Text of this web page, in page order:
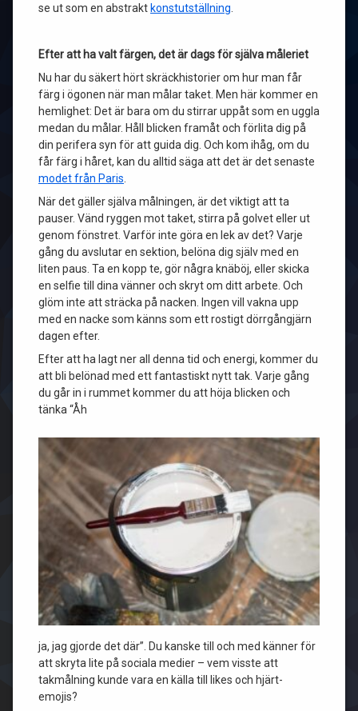
se ut som en abstrakt konstutställning
Efter att ha valt färgen, det är dags för själva måleriet
Nu har du säkert hört skräckhistorier om hur man får
färg i ögonen när man målar taket. Men här kommer en
hemlighet: Det är bara om du stirrar uppåt som en uggla
medan du målar. Håll blicken framåt och förlita dig på
din perifera syn för att guida dig. Och kom ihåg, om du
får färg i håret, kan du alltid säga att det är det senaste
modet från Paris
När det gäller själva målningen, är det viktigt att ta
pauser. Vänd ryggen mot taket, stirra på golvet eller ut
genom fönstret. Varför inte göra en lek av det? Varje
gång du avslutar en sektion, belöna dig själv med en
liten paus. Ta en kopp te, gör några knäböj, eller skicka
en selfie till dina vänner och skryt om ditt arbete. Och
glöm inte att sträcka på nacken. Ingen vill vakna upp
med en nacke som känns som ett rostigt dörrgångjärn
dagen efter.
Efter att ha lagt ner all denna tid och energi, kommer du
att bli belönad med ett fantastiskt nytt tak. Varje gång
du går in i rummet kommer du att höja blicken och
tänka “Åh
ja, jag gjorde det där”. Du kanske till och med känner för
att skryta lite på sociala medier – vem visste att
takmålning kunde vara en källa till likes och hjärt-
emojis?